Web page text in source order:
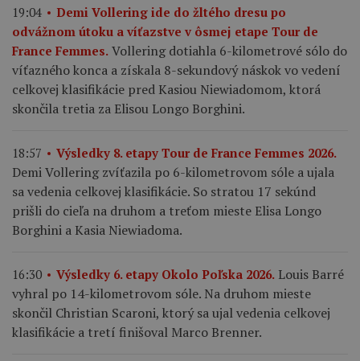
19:04
Demi Vollering ide do žltého dresu po
odvážnom útoku a víťazstve v ôsmej etape Tour de
France Femmes. Vollering dotiahla 6-kilometrové sólo do
víťazného konca a získala 8-sekundový náskok vo vedení
celkovej klasifikácie pred Kasiou Niewiadomom, ktorá
skončila tretia za Elisou Longo Borghini.
18:57 Výsledky 8. etapy Tour de France Femmes 2026.
Demi Vollering zvíťazila po 6-kilometrovom sóle a ujala
sa vedenia celkovej klasifikácie. So stratou 17 sekúnd
prišli do cieľa na druhom a treťom mieste Elisa Longo
Borghini a Kasia Niewiadoma.
16:30 Výsledky 6. etapy Okolo Poľska 2026. Louis Barré
vyhral po 14-kilometrovom sóle. Na druhom mieste
skončil Christian Scaroni, ktorý sa ujal vedenia celkovej
klasifikácie a tretí finišoval Marco Brenner.